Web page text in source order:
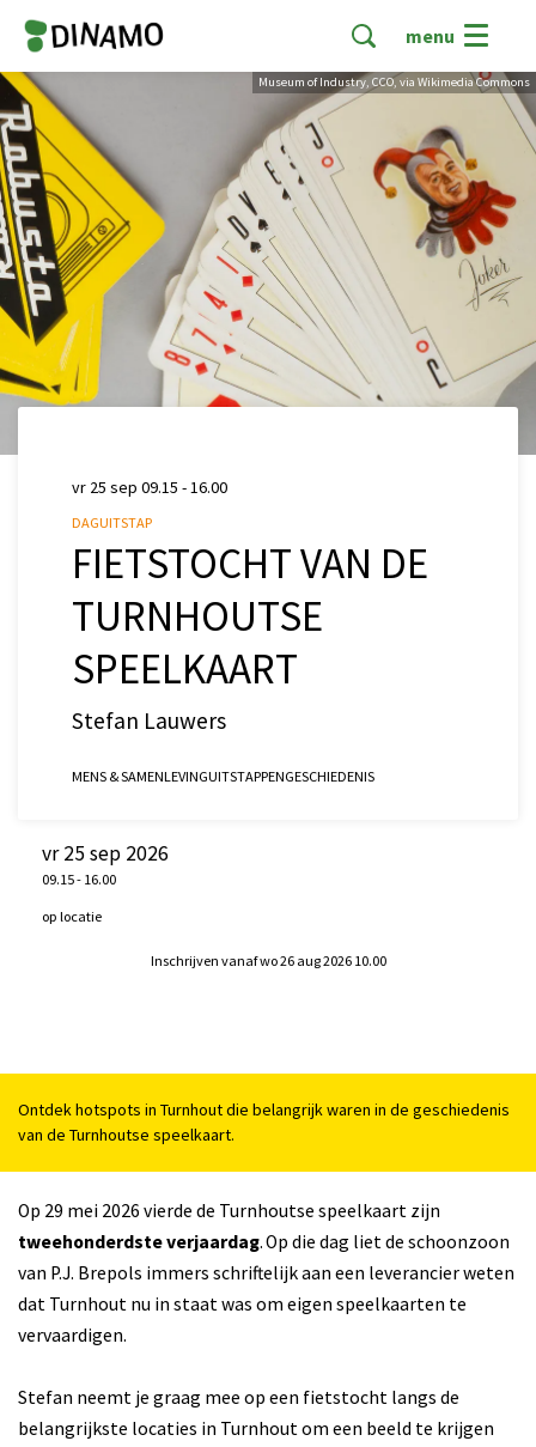
menu
Museum of Industry, CCO, via Wikimedia Commons
FIETSTOCHT VAN DE
TURNHOUTSE
SPEELKAART
Stefan Lauwers
DAGUITSTAP
vr 25 sep 09.15 - 16.00
MENS & SAMENLEVINGUITSTAPPENGESCHIEDENIS
vr 25 sep 2026
09.15- 16.00
op locatie
Inschrijven vanaf wo 26 aug 2026 10.00
Ontdek hotspots in Turnhout die belangrijk waren in de geschiedenis
van de Turnhoutse speelkaart.
Op 29 mei 2026 vierde de Turnhoutse speelkaart zijn
tweehonderdste verjaardag. Op die dag liet de schoonzoon
van P.J. Brepols immers schriftelijk aan een leverancier weten
dat Turnhout nu in staat was om eigen speelkaarten te
vervaardigen.
Stefan neemt je graag mee op een fietstocht langs de
belangrijkste locaties in Turnhout om een beeld te krijgen